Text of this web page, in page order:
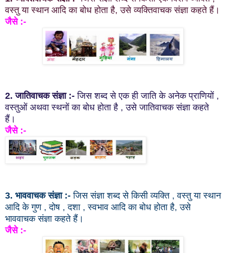
वस्तु या स्थान आदि का बोध होता है, उसे व्यक्तिवाचक संज्ञा कहते हैं।
जैसे :-
2. जातिवाचक संज्ञा :- जिस शब्द से एक ही जाति के अनेक प्राणियों ,
वस्तुओं अथवा स्थनों का बोध होता है , उसे जातिवाचक संज्ञा कहते
हैं।
जैसे :-
3. भाववाचक संज्ञा :- जिस संज्ञा शब्द से किसी व्यक्ति , वस्तु या स्थान
आदि के गुण , दोष , दशा , स्वभाव आदि का बोध होता है, उसे
भाववाचक संज्ञा कहते हैं।
जैसे :-